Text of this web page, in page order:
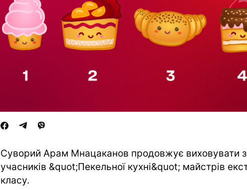
Суворий Арам Мнацаканов продовжує виховувати з
учасників &quot;Пекельної кухні&quot; майстрів
класу.